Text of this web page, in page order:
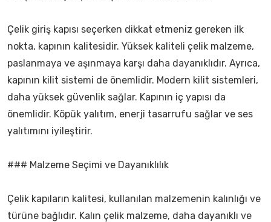
Çelik giriş kapısı seçerken dikkat etmeniz gereken ilk
nokta, kapının kalitesidir. Yüksek kaliteli çelik malzeme,
paslanmaya ve aşınmaya karşı daha dayanıklıdır. Ayrıca,
kapının kilit sistemi de önemlidir. Modern kilit sistemleri,
daha yüksek güvenlik sağlar. Kapının iç yapısı da
önemlidir. Köpük yalıtım, enerji tasarrufu sağlar ve ses
yalıtımını iyileştirir.
### Malzeme Seçimi ve Dayanıklılık
Çelik kapıların kalitesi, kullanılan malzemenin kalınlığı ve
türüne bağlıdır. Kalın çelik malzeme, daha dayanıklı ve